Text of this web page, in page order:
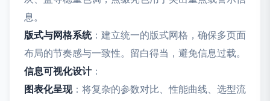
息。
版式与网格系统：建立统一的版式网格，确保多页面
布局的节奏感与一致性。留白得当，避免信息过载。
信息可视化设计：
图表化呈现：将复杂的参数对比、性能曲线、选型流